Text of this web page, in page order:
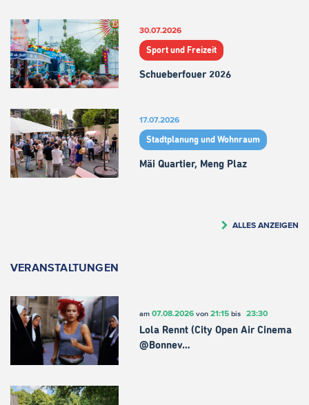
30.07.2026
Sport und Freizeit
Schueberfouer 2026
17.07.2026
Stadtplanung und Wohnraum
Mäi Quartier, Meng Plaz
ALLES ANZEIGEN
VERANSTALTUNGEN
am 07.08.2026von 21:15bis 23:30
Lola Rennt (City Open Air Cinema
@Bonnev…